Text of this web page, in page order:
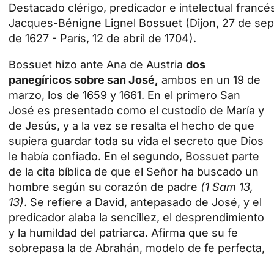
Destacado clérigo, predicador e intelectual
Jacques-Bénigne Lignel Bossuet (Dijon, 27 de
de 1627 - París, 12 de abril de 1704).
Bossuet hizo ante Ana de Austria dos
panegíricos sobre san José, ambos en un 19 de
marzo, los de 1659 y 1661. En el primero San
José es presentado como el custodio de María y
de Jesús, y a la vez se resalta el hecho de que
supiera guardar toda su vida el secreto que Dios
le había confiado. En el segundo, Bossuet parte
de la cita bíblica de que el Señor ha buscado un
hombre según su corazón de padre (1 Sam 13,
13). Se refiere a David, antepasado de José, y el
predicador alaba la sencillez, el desprendimiento
y la humildad del patriarca. Afirma que su fe
sobrepasa la de Abrahán, modelo de fe perfecta,